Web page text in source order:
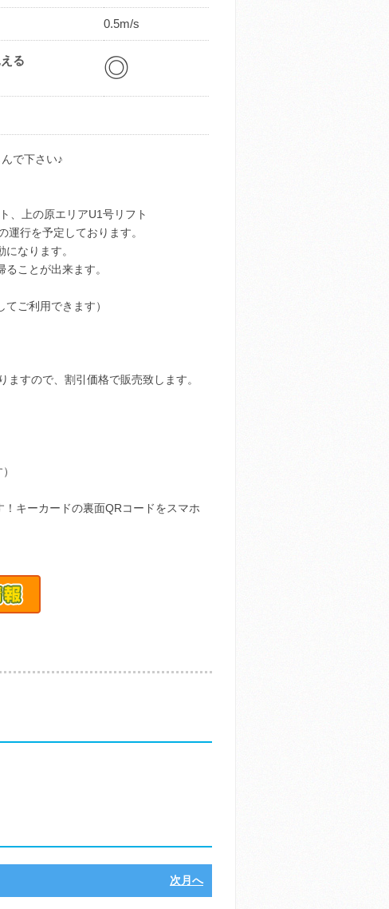
0.5m/s
る
◎
で下さい♪
、上の原エリアU1号リフト
行を予定しております。
なります。
ことが出来ます。
ご利用できます）
ますので、割引価格で販売致します。
キーカードの裏面QRコードをスマホ
次月へ